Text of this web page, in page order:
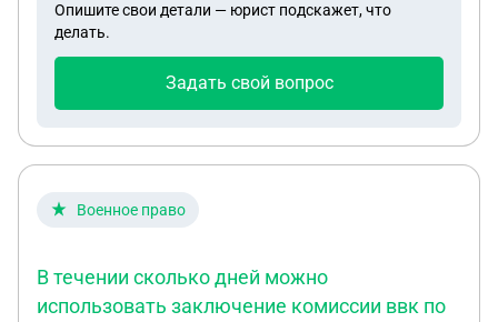
Опишите свои детали — юрист подскажет, что
делать.
Задать свой вопрос
Военное право
В течении сколько дней можно
использовать заключение комиссии ввк по